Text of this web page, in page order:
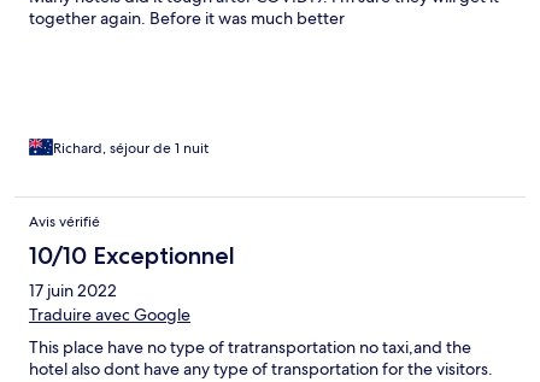
together again. Before it was much better
Richard, séjour de 1 nuit
Avis vérifié
10/10 Exceptionnel
17 juin 2022
Traduire avec Google
This place have no type of tratransportation no taxi,and the
hotel also dont have any type of transportation for the visitors.